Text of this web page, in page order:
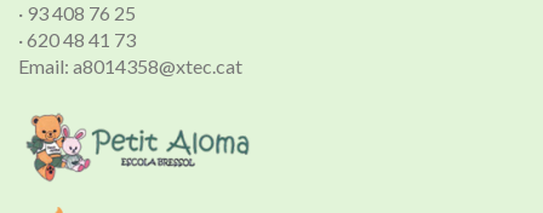
· 93 408 76 25
· 620 48 41 73
Email: a8014358@xtec.cat